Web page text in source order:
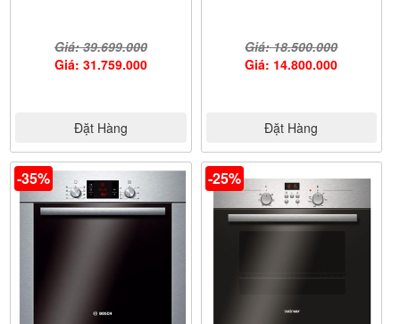
Giá: 39.699.000
Giá: 31.759.000
Đặt Hàng
Giá: 18.500.000
Giá: 14.800.000
Đặt Hàng
-35% -25%